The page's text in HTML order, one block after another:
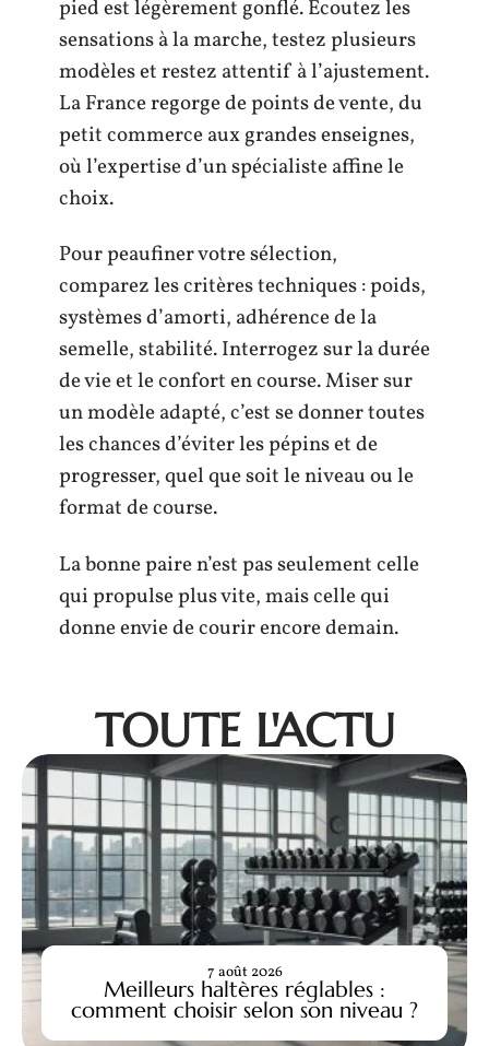
pied est légèrement gonflé. Écoutez les
sensations à la marche, testez plusieurs
modèles et restez attentif à l’ajustement.
La France regorge de points de vente, du
petit commerce aux grandes enseignes,
où l’expertise d’un spécialiste affine le
choix.
Pour peaufiner votre sélection,
comparez les critères techniques : poids,
systèmes d’amorti, adhérence de la
semelle, stabilité. Interrogez sur la durée
de vie et le confort en course. Miser sur
un modèle adapté, c’est se donner toutes
les chances d’éviter les pépins et de
progresser, quel que soit le niveau ou le
format de course.
La bonne paire n’est pas seulement celle
qui propulse plus vite, mais celle qui
donne envie de courir encore demain.
TOUTE L'ACTU
Meilleurs haltères réglables :
comment choisir selon son niveau ?
7 août 2026